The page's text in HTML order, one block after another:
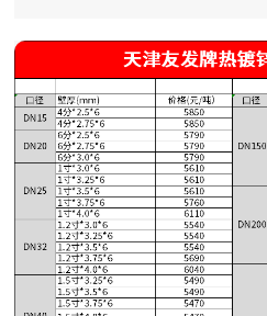
天津友发牌薄壁镀锌